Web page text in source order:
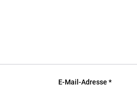
E-Mail-Adresse *